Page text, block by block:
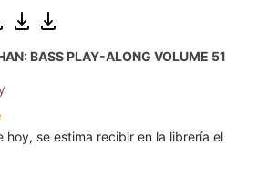
BASS PLAY-ALONG VOLUME 51
hoy, se estima recibir en la librería el